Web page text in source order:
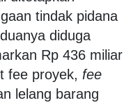
tindak pidana
diduga
Rp 436 miliar
fee proyek, fee
lelang barang